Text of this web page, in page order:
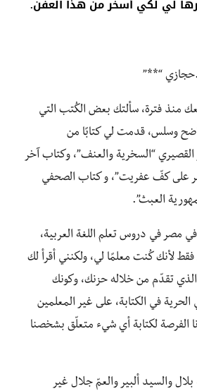
لي لكي أسخر من هذا العفن.
“**”
منذ فترة، سألتك بعض الكُتب التي
وسلس، قدمت لي كتابًا من
القصيري “السخرية والعنف”، وكتاب آخر
على كفّ عفريت”، و كتاب الصحفي
العبث”.
مصر في دروس تعلم اللغة العربية،
فقط لأنك كُنت معلمًا لي، ولكنني أقرأ لك
تقدّم من خلاله حزنك، وكونك
في الكتابة، على غير المعلمين
الفرصة لكتابة أي شيء متعلّق بشخصنا
والسيد ألبير والعمّ جلال غير